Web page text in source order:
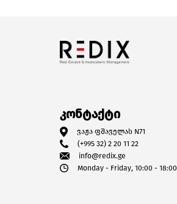
კონტაქტი
ვაჟა ფშაველას N71
(+995 32) 2 20 11 22
info@redix.ge
Monday - Friday, 10:00 - 18:00